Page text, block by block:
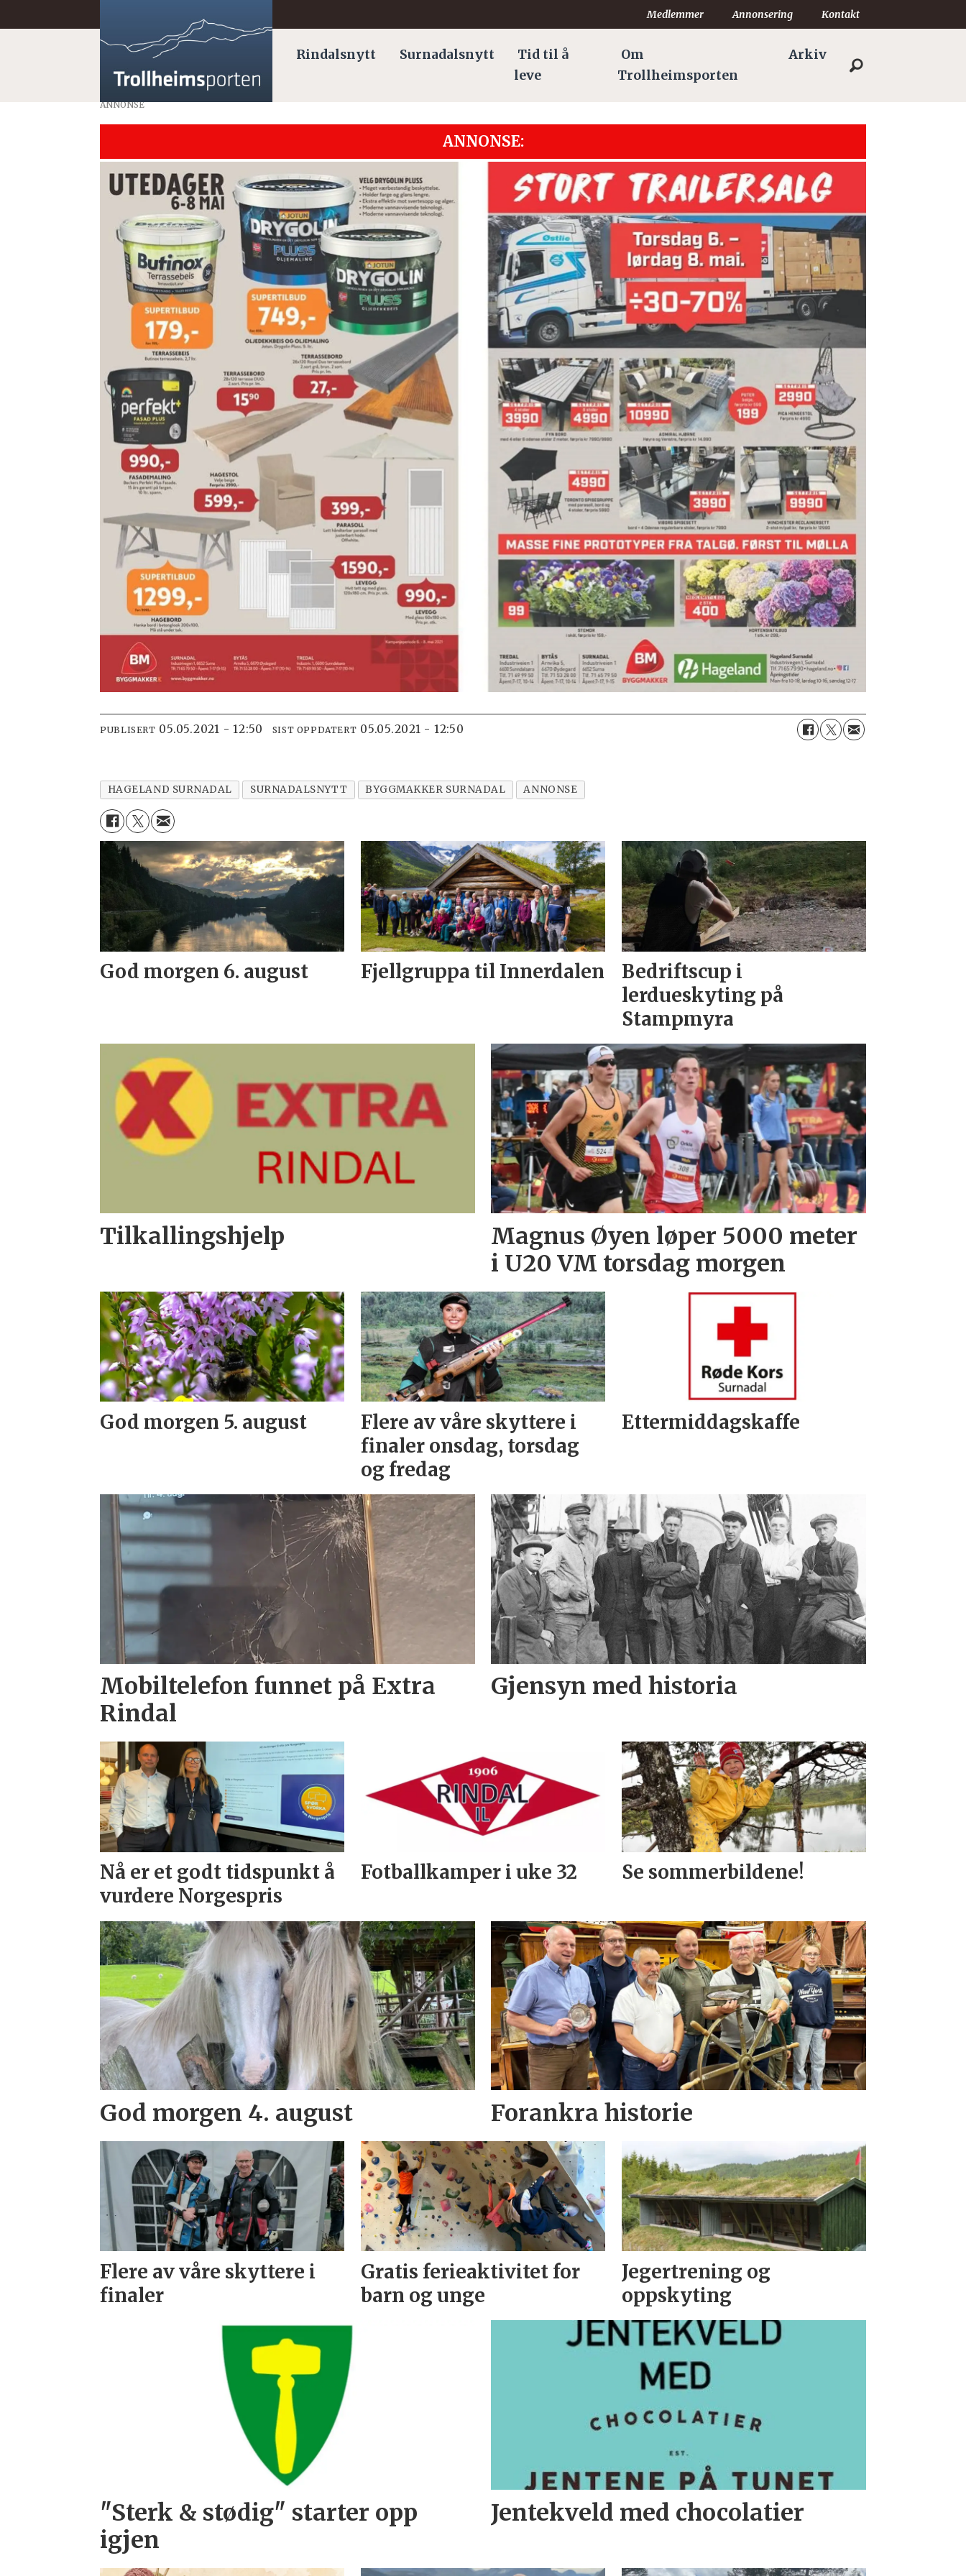
Medlemmer Annonsering Kontakt
Rindalsnytt Surnadalsnytt
Tid til å
leve
Om
Trollheimsporten
Arkiv
ANNONSE
ANNONSE:
PUBLISERT 05.05.2021 - 12:50 SIST OPPDATERT 05.05.2021 - 12:50
HAGELAND SURNADAL SURNADALSNYTT BYGGMAKKER SURNADAL ANNONSE
God morgen 6. august Fjellgruppa til Innerdalen
Bedriftscup i
lerdueskyting på
Stampmyra
Tilkallingshjelp
Magnus Øyen løper 5000 meter
i U20 VM torsdag morgen
God morgen 5. august
Flere av våre skyttere i
finaler onsdag, torsdag
og fredag
Ettermiddagskaffe
Mobiltelefon funnet på Extra
Rindal
Gjensyn med historia
Nå er et godt tidspunkt å
vurdere Norgespris
Fotballkamper i uke 32 Se sommerbildene!
God morgen 4. august Forankra historie
Flere av våre skyttere i
finaler
Gratis ferieaktivitet for
barn og unge
Jegertrening og
oppskyting
"Sterk & stødig" starter opp
igjen
Jentekveld med chocolatier